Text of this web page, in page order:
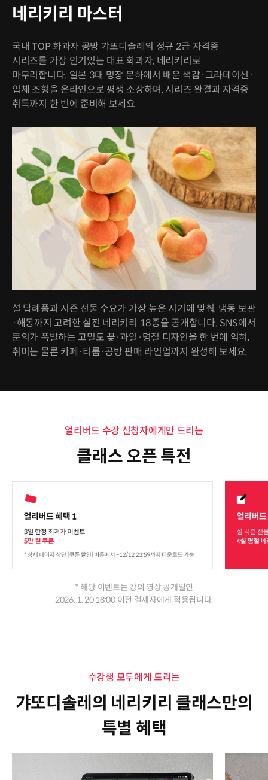
네리키리 마스터
국내 TOP 화과자 공방 갸또디솔레의 정규 2급 자격증
시리즈를 가장 인기있는 대표 화과자, 네리키리로
마무리합니다. 일본 3대 명장 문하에서 배운 색감·그라데이션·
입체 조형을 온라인으로 평생 소장하며, 시리즈 완결과 자격증
취득까지 한 번에 준비해 보세요.
설 답례품과 시즌 선물 수요가 가장 높은 시기에 맞춰, 냉동 보관
·해동까지 고려한 실전 네리키리 18종을 공개합니다. SNS에서
문의가 폭발하는 고밀도 꽃·과일·명절 디자인을 한 번에 익혀,
취미는 물론 카페·티룸·공방 판매 라인업까지 완성해 보세요.
얼리버드 수강 신청자에게만 드리는
클래스 오픈 특전
* 해당 이벤트는 강의 영상 공개일인
2026. 1. 20 18:00 이전 결제자에게 적용됩니다.
수강생 모두에게 드리는
갸또디솔레의 네리키리 클래스만의
특별 혜택